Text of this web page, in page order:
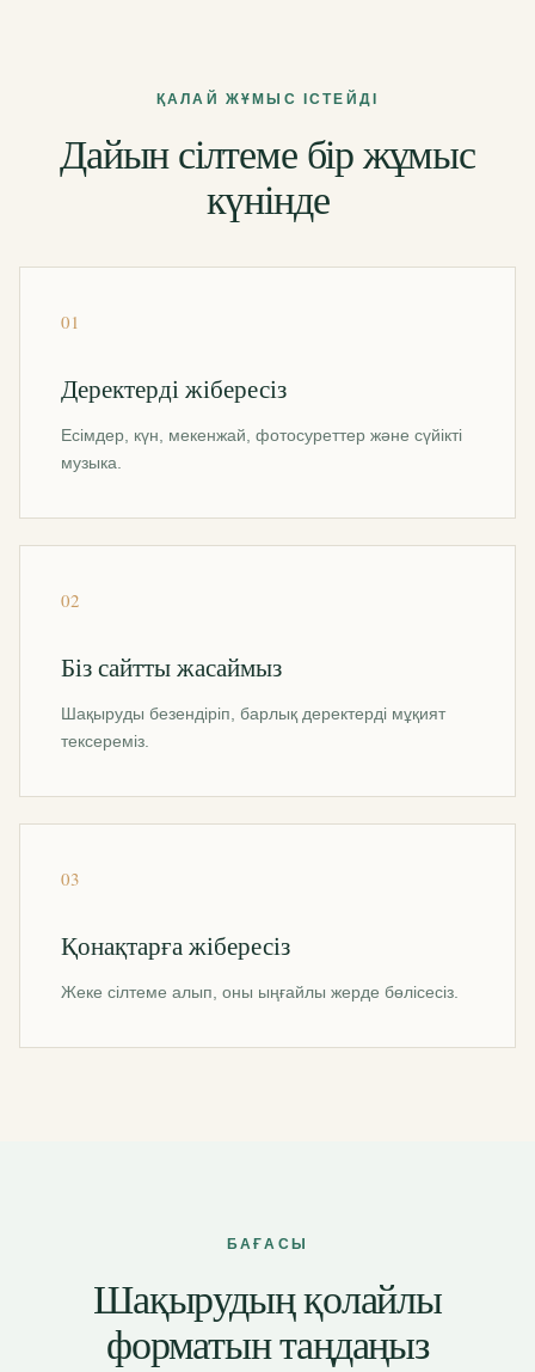
ҚАЛАЙ ЖҰМЫС ІСТЕЙДІ
Дайын сілтеме бір жұмыс
күнінде
01
Деректерді жібересіз
Есімдер, күн, мекенжай, фотосуреттер және сүйікті
музыка.
02
Біз сайтты жасаймыз
Шақыруды безендіріп, барлық деректерді мұқият
тексереміз.
03
Қонақтарға жібересіз
Жеке сілтеме алып, оны ыңғайлы жерде бөлісесіз.
БАҒАСЫ
Шақырудың қолайлы
форматын таңдаңыз